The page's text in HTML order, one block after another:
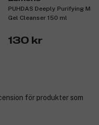
PUHDAS Deeply Purifying
Gel Cleanser 150 ml
130 kr
för produkter som